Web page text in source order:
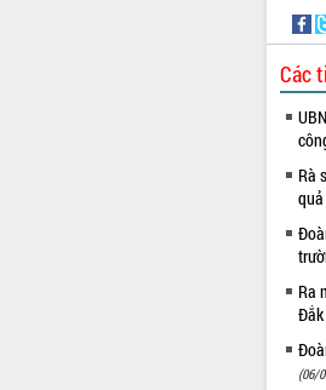
Các
Rà
Ra
Đắk
(06/